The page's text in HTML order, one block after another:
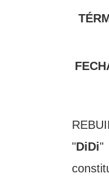
"DiDi"